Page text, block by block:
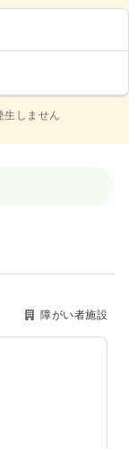
生しません
障がい者施設